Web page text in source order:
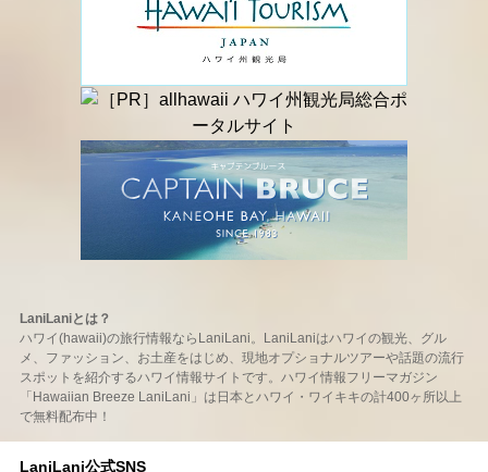
LaniLaniとは？
ハワイ(hawaii)の旅行情報ならLaniLani。LaniLaniはハワイの観光、グル
メ、ファッション、お土産をはじめ、現地オプショナルツアーや話題の流行
スポットを紹介するハワイ情報サイトです。ハワイ情報フリーマガジン
「Hawaiian Breeze LaniLani」は日本とハワイ・ワイキキの計400ヶ所以上
で無料配布中！
LaniLani公式SNS